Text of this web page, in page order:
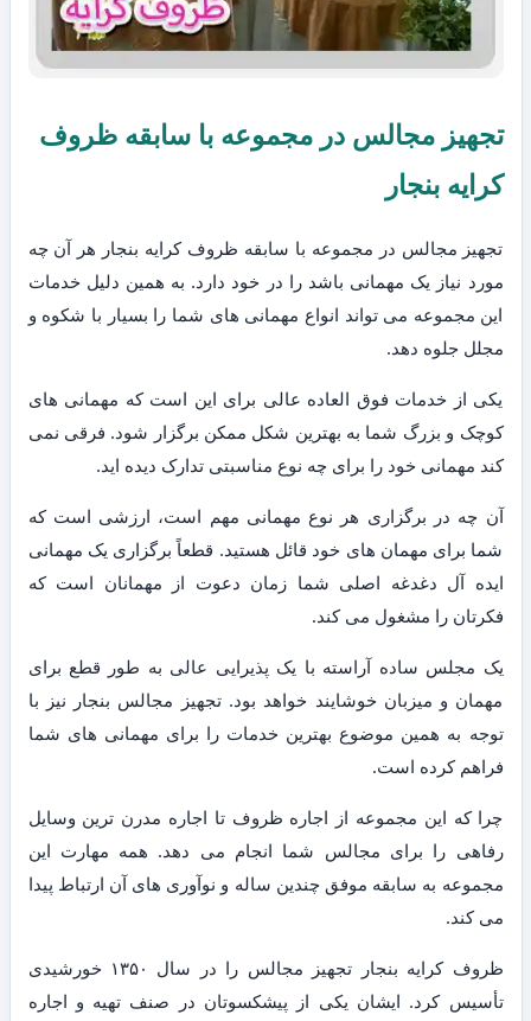
تجهیز مجالس در مجموعه با سابقه ظروف
کرایه بنجار
تجهیز مجالس در مجموعه با سابقه ظروف کرایه بنجار هر آن چه
مورد نیاز یک مهمانی باشد را در خود دارد. به همین دلیل خدمات
این مجموعه می تواند انواع مهمانی های شما را بسیار با شکوه و
مجلل جلوه دهد.
یکی از خدمات فوق العاده عالی برای این است که مهمانی های
کوچک و بزرگ شما به بهترین شکل ممکن برگزار شود. فرقی نمی
کند مهمانی خود را برای چه نوع مناسبتی تدارک دیده اید.
آن چه در برگزاری هر نوع مهمانی مهم است، ارزشی است که
شما برای مهمان های خود قائل هستید. قطعاً برگزاری یک مهمانی
ایده آل دغدغه اصلی شما زمان دعوت از مهمانان است که
فکرتان را مشغول می کند.
یک مجلس ساده آراسته با یک پذیرایی عالی به طور قطع برای
مهمان و میزبان خوشایند خواهد بود. تجهیز مجالس بنجار نیز با
توجه به همین موضوع بهترین خدمات را برای مهمانی های شما
فراهم کرده است.
چرا که این مجموعه از اجاره ظروف تا اجاره مدرن ترین وسایل
رفاهی را برای مجالس شما انجام می دهد. همه مهارت این
مجموعه به سابقه موفق چندین ساله و نوآوری های آن ارتباط پیدا
می کند.
ظروف کرایه بنجار تجهیز مجالس را در سال ۱۳۵۰ خورشیدی
تأسیس کرد. ایشان یکی از پیشکسوتان در صنف تهیه و اجاره